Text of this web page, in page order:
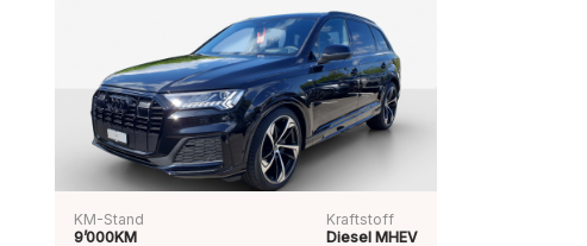
KM-Stand
9’000KM
Kraftstoff
Diesel MHEV